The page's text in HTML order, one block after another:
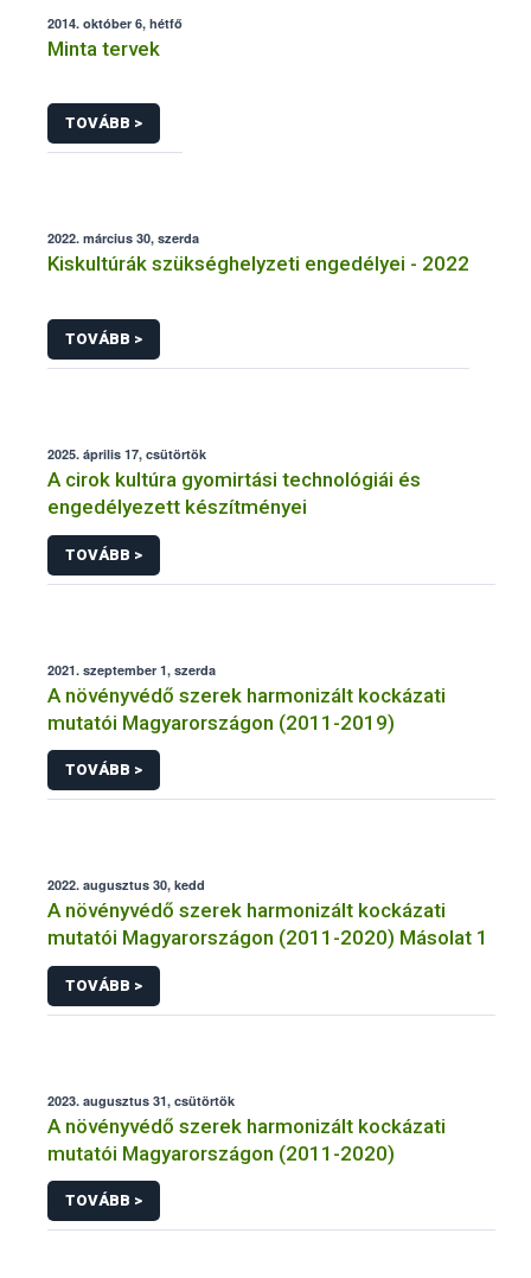
2014. október 6, hétfő
Minta tervek
TOVÁBB >
2022. március 30, szerda
Kiskultúrák szükséghelyzeti engedélyei - 2022
TOVÁBB >
2025. április 17, csütörtök
A cirok kultúra gyomirtási technológiái és
engedélyezett készítményei
TOVÁBB >
2021. szeptember 1, szerda
A növényvédő szerek harmonizált kockázati
mutatói Magyarországon (2011-2019)
TOVÁBB >
2022. augusztus 30, kedd
A növényvédő szerek harmonizált kockázati
mutatói Magyarországon (2011-2020) Másolat 1
TOVÁBB >
2023. augusztus 31, csütörtök
A növényvédő szerek harmonizált kockázati
mutatói Magyarországon (2011-2020)
TOVÁBB >